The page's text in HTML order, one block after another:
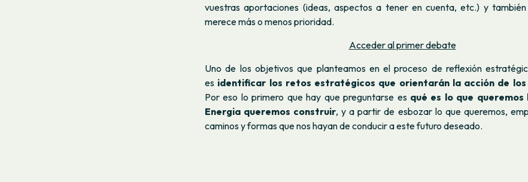
vuestras aportaciones (ideas, aspectos a tener en cuenta, etc.) y
merece más o menos prioridad.
Acceder al primer debate
Uno de los objetivos que planteamos en el proceso de reflexión
es identificar los retos estratégicos que orientarán la acción de los
Por eso lo primero que hay que preguntarse es qué es lo que queremos
Energia queremos construir, y a partir de esbozar lo que queremos,
caminos y formas que nos hayan de conducir a este futuro deseado.